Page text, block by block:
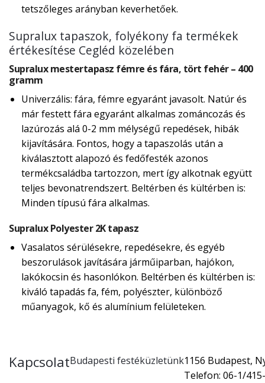
tetszőleges arányban keverhetőek.
Supralux tapaszok, folyékony fa termékek
értékesítése Cegléd közelében
Supralux mestertapasz fémre és fára, tört fehér – 400
gramm
Univerzális: fára, fémre egyaránt javasolt. Natúr és
már festett fára egyaránt alkalmas zománcozás és
lazúrozás alá 0-2 mm mélységű repedések, hibák
kijavítására. Fontos, hogy a tapaszolás után a
kiválasztott alapozó és fedőfesték azonos
termékcsaládba tartozzon, mert így alkotnak együtt
teljes bevonatrendszert. Beltérben és kültérben is:
Minden típusú fára alkalmas.
Supralux Polyester 2K tapasz
Vasalatos sérülésekre, repedésekre, és egyéb
beszorulások javítására járműiparban, hajókon,
lakókocsin és hasonlókon. Beltérben és kültérben is:
kiváló tapadás fa, fém, polyészter, különböző
műanyagok, kő és alumínium felületeken.
KapcsolatBudapesti festéküzletünk1156 Budapest,
Telefon: 06-1/